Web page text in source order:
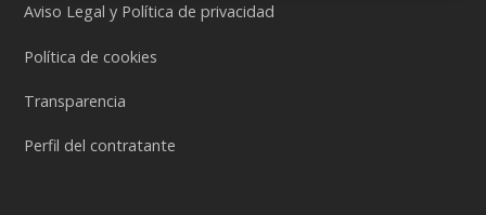
Aviso Legal y Política de privacidad
Política de cookies
Transparencia
Perfil del contratante